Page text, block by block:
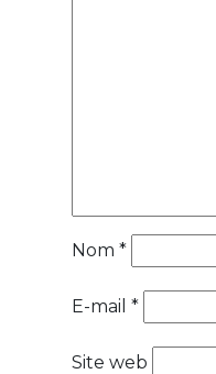
Nom *
E-mail *
Site web